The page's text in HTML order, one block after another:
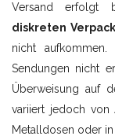
Versand erfolgt
diskreten
nicht
Sendungen nicht
Überweisung auf
variiert jedoch von
Metalldosen oder